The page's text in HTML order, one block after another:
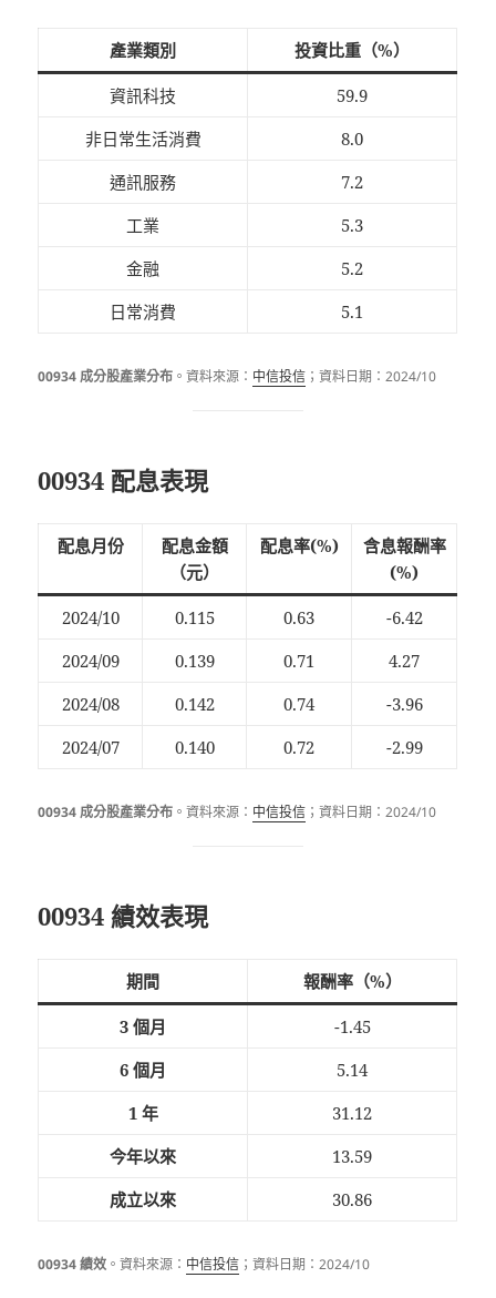
產業類別 投資比重（%）
資訊科技
59.9
非日常生活消費
8.0
通訊服務
7.2
工業
5.3
金融
5.2
日常消費
5.1
00934 成分股產業分布 。資料來源： 中信投信 ；資料日期：2024/10
00934 配息表現
配息月份
配息金額
（元）
配息率(%)
含息報酬率
(%)
2024/10 0.115 0.63
-6.42
2024/09
0.139 0.71
4.27
2024/08
0.142 0.74
-3.96
2024/07
0.140 0.72 -2.99
00934 成分股產業分布 。資料來源： 中信投信 ；資料日期：2024/10
00934 績效表現
期間 報酬率（%）
3 個月
-1.45
6 個月
5.14
1 年
31.12
今年以來
13.59
成立以來
30.86
00934 績效 。資料來源： 中信投信 ；資料日期：2024/10